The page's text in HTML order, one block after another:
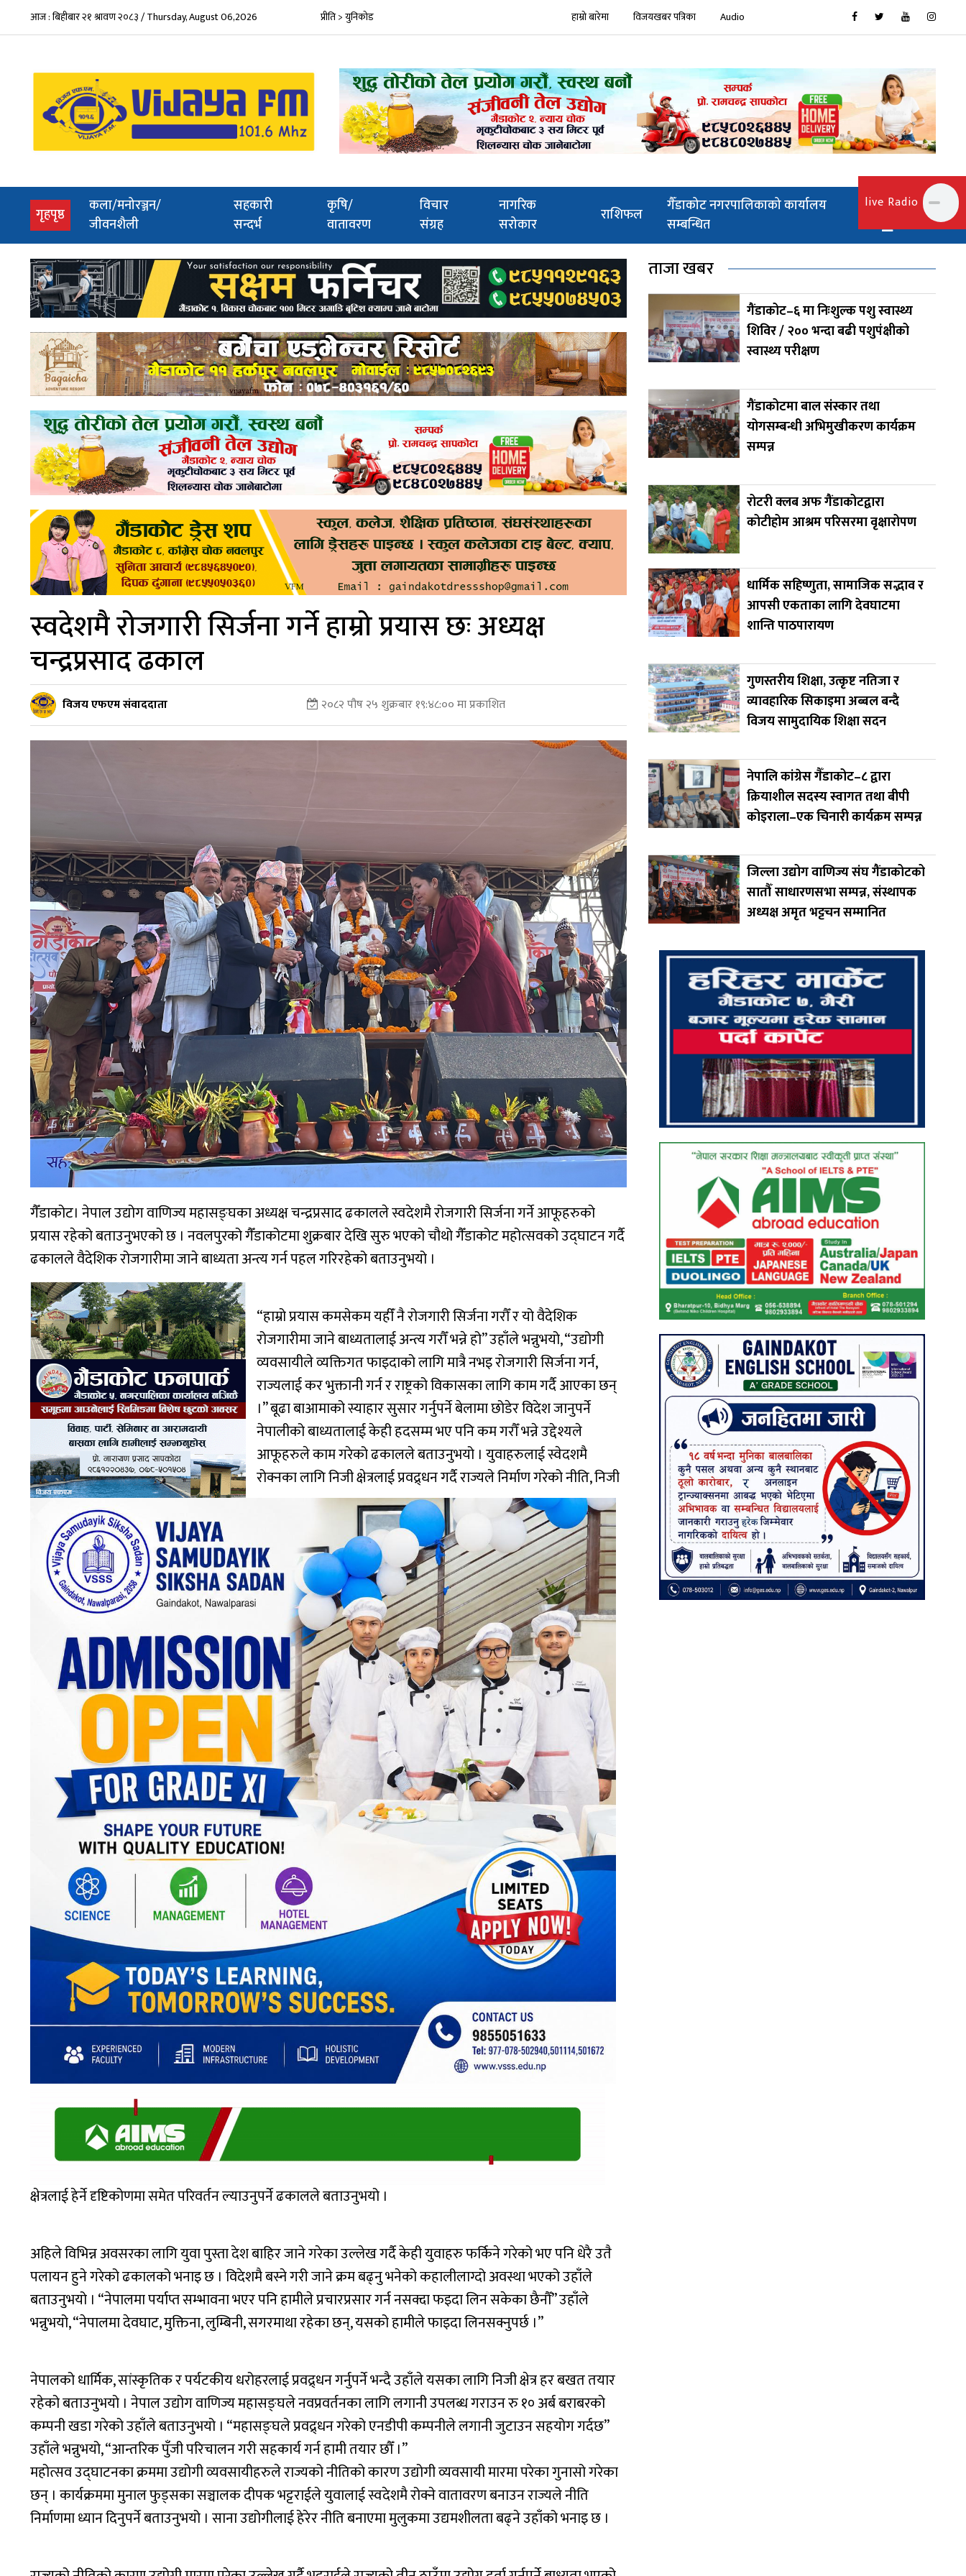
आज : बिहीबार २१ श्रावण २०८३ / Thursday, August 06,2026 प्रीति > युनिकोड हाम्रो बारेमा विजयखबर पत्रिका Audio
गृहपृष्ठ(current)कला/मनोरञ्जन/
जीवनशैली
सहकारी
सन्दर्भ
कृषि/
वातावरण
विचार
संग्रह
नागरिक
सरोकार
राशिफल
गैँडाकोट नगरपालिकाको कार्यालय
सम्बन्धित
स्वदेशमै रोजगारी सिर्जना गर्ने हाम्रो प्रयास छः अध्यक्ष
चन्द्रप्रसाद ढकाल
विजय एफएम संवाददाता २०८२ पौष २५ शुक्रबार १९:४८:०० मा प्रकाशित
गैँडाकोट। नेपाल उद्योग वाणिज्य महासङ्घका अध्यक्ष चन्द्रप्रसाद ढकालले स्वदेशमै रोजगारी सिर्जना गर्ने आफूहरुको
प्रयास रहेको बताउनुभएको छ । नवलपुरको गैँडाकोटमा शुक्रबार देखि सुरु भएको चौथो गैँडाकोट महोत्सवको उद्घाटन गर्दै
ढकालले वैदेशिक रोजगारीमा जाने बाध्यता अन्त्य गर्न पहल गरिरहेको बताउनुभयो ।
“हाम्रो प्रयास कमसेकम यहीँ नै रोजगारी सिर्जना गरौँ र यो वैदेशिक
रोजगारीमा जाने बाध्यतालाई अन्त्य गरौँ भन्ने हो” उहाँले भन्नुभयो, “उद्योगी
व्यवसायीले व्यक्तिगत फाइदाको लागि मात्रै नभइ रोजगारी सिर्जना गर्न,
राज्यलाई कर भुक्तानी गर्न र राष्ट्रको विकासका लागि काम गर्दै आएका छन्
।” बूढा बाआमाको स्याहार सुसार गर्नुपर्ने बेलामा छोडेर विदेश जानुपर्ने
नेपालीको बाध्यतालाई केही हदसम्म भए पनि कम गरौँ भन्ने उद्देश्यले
आफूहरुले काम गरेको ढकालले बताउनुभयो । युवाहरुलाई स्वेदशमै
रोक्नका लागि निजी क्षेत्रलाई प्रवद्र्धन गर्दै राज्यले निर्माण गरेको नीति, निजी
क्षेत्रलाई हेर्ने दृष्टिकोणमा समेत परिवर्तन ल्याउनुपर्ने ढकालले बताउनुभयो ।
अहिले विभिन्न अवसरका लागि युवा पुस्ता देश बाहिर जाने गरेका उल्लेख गर्दै केही युवाहरु फर्किने गरेको भए पनि धेरै उतै
पलायन हुने गरेको ढकालको भनाइ छ । विदेशमै बस्ने गरी जाने क्रम बढ्नु भनेको कहालीलाग्दो अवस्था भएको उहाँले
बताउनुभयो । “नेपालमा पर्याप्त सम्भावना भएर पनि हामीले प्रचारप्रसार गर्न नसक्दा फइदा लिन सकेका छैनौँ” उहाँले
भन्नुभयो, “नेपालमा देवघाट, मुक्तिना, लुम्बिनी, सगरमाथा रहेका छन्, यसको हामीले फाइदा लिनसक्नुपर्छ ।”
नेपालको धार्मिक, सांस्कृतिक र पर्यटकीय धरोहरलाई प्रवद्र्धन गर्नुपर्ने भन्दै उहाँले यसका लागि निजी क्षेत्र हर बखत तयार
रहेको बताउनुभयो । नेपाल उद्योग वाणिज्य महासङ्घले नवप्रवर्तनका लागि लगानी उपलब्ध गराउन रु १० अर्ब बराबरको
कम्पनी खडा गरेको उहाँले बताउनुभयो । “महासङ्घले प्रवद्र्धन गरेको एनडीपी कम्पनीले लगानी जुटाउन सहयोग गर्दछ”
उहाँले भन्नुभयो, “आन्तरिक पुँजी परिचालन गरी सहकार्य गर्न हामी तयार छौँ ।”
महोत्सव उद्घाटनका क्रममा उद्योगी व्यवसायीहरुले राज्यको नीतिको कारण उद्योगी व्यवसायी मारमा परेका गुनासो गरेका
छन् । कार्यक्रममा मुनाल फुड्सका सञ्चालक दीपक भट्टराईले युवालाई स्वदेशमै रोक्ने वातावरण बनाउन राज्यले नीति
निर्माणमा ध्यान दिनुपर्ने बताउनुभयो । साना उद्योगीलाई हेरेर नीति बनाएमा मुलुकमा उद्यमशीलता बढ्ने उहाँको भनाइ छ ।
ताजा खबर
गैंडाकोट–६ मा निःशुल्क पशु स्वास्थ्य
शिविर / २०० भन्दा बढी पशुपंक्षीको
स्वास्थ्य परीक्षण
गैंडाकोटमा बाल संस्कार तथा
योगसम्बन्धी अभिमुखीकरण कार्यक्रम
सम्पन्न
रोटरी क्लब अफ गैंडाकोटद्वारा
कोटीहोम आश्रम परिसरमा वृक्षारोपण
धार्मिक सहिष्णुता, सामाजिक सद्भाव र
आपसी एकताका लागि देवघाटमा
शान्ति पाठपारायण
गुणस्तरीय शिक्षा, उत्कृष्ट नतिजा र
व्यावहारिक सिकाइमा अब्बल बन्दै
विजय सामुदायिक शिक्षा सदन
नेपालि कांग्रेस गैँडाकोट–८ द्वारा
क्रियाशील सदस्य स्वागत तथा बीपी
कोइराला–एक चिनारी कार्यक्रम सम्पन्न
जिल्ला उद्योग वाणिज्य संघ गैंडाकोटको
सातौँ साधारणसभा सम्पन्न, संस्थापक
अध्यक्ष अमृत भट्टचन सम्मानित
live Radio